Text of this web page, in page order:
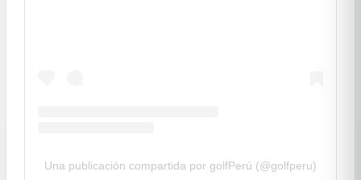
Una publicación compartida por golfPerú (@golfperu)